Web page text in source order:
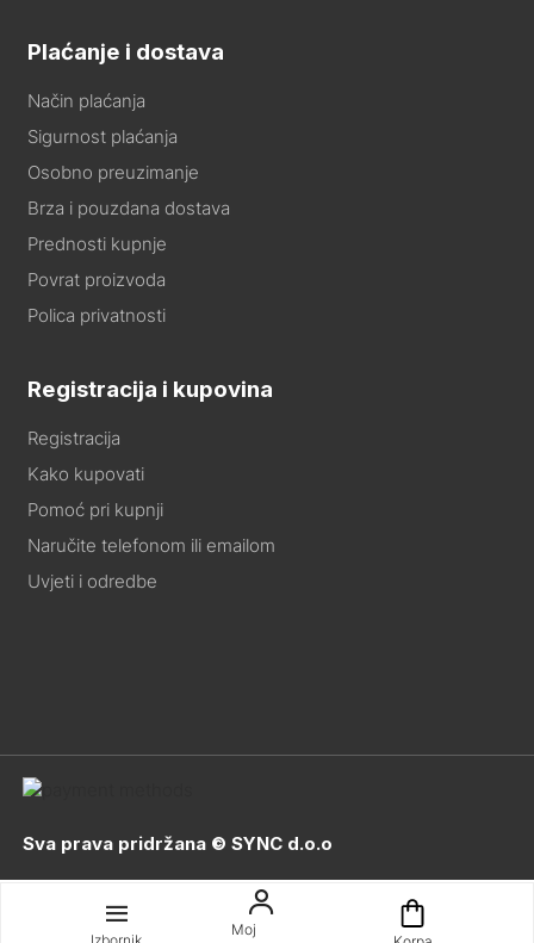
Izbornik
Moj
Plaćanje i dostava
Način plaćanja
Sigurnost plaćanja
Osobno preuzimanje
Brza i pouzdana dostava
Prednosti kupnje
Povrat proizvoda
Polica privatnosti
Registracija i kupovina
Registracija
Kako kupovati
Pomoć pri kupnji
Naručite telefonom ili emailom
Uvjeti i odredbe
Sva prava pridržana © SYNC d.o.o